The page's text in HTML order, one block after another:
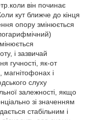
він починає
кут ближче до кінця
опору змінюється
і зазвичай
гучності, як-от
магнітофонах і
слуху
залежності, якщо
зі значенням
стабільним і